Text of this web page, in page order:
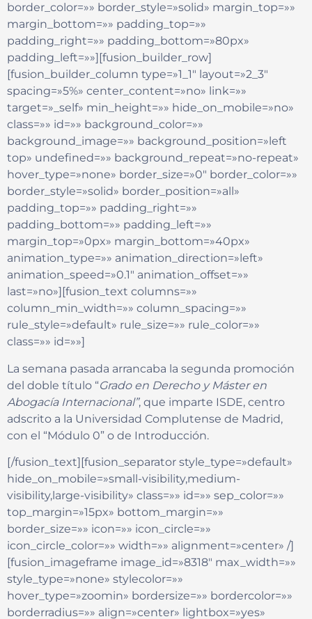
border_color=»» border_style=»solid» margin_top=»»
margin_bottom=»» padding_top=»»
padding_right=»» padding_bottom=»80px»
padding_left=»»][fusion_builder_row]
[fusion_builder_column type=»1_1″ layout=»2_3″
spacing=»5%» center_content=»no» link=»»
target=»_self» min_height=»» hide_on_mobile=»no»
class=»» id=»» background_color=»»
background_image=»» background_position=»left
top» undefined=»» background_repeat=»no-repeat»
hover_type=»none» border_size=»0″ border_color=»»
border_style=»solid» border_position=»all»
padding_top=»» padding_right=»»
padding_bottom=»» padding_left=»»
margin_top=»0px» margin_bottom=»40px»
animation_type=»» animation_direction=»left»
animation_speed=»0.1″ animation_offset=»»
last=»no»][fusion_text columns=»»
column_min_width=»» column_spacing=»»
rule_style=»default» rule_size=»» rule_color=»»
class=»» id=»»]
La semana pasada arrancaba la segunda promoción
del doble título “Grado en Derecho y Máster en
Abogacía Internacional”, que imparte ISDE, centro
adscrito a la Universidad Complutense de Madrid,
con el “Módulo 0” o de Introducción.
[/fusion_text][fusion_separator style_type=»default»
hide_on_mobile=»small-visibility,medium-
visibility,large-visibility» class=»» id=»» sep_color=»»
top_margin=»15px» bottom_margin=»»
border_size=»» icon=»» icon_circle=»»
icon_circle_color=»» width=»» alignment=»center» /]
[fusion_imageframe image_id=»8318″ max_width=»»
style_type=»none» stylecolor=»»
hover_type=»zoomin» bordersize=»» bordercolor=»»
borderradius=»» align=»center» lightbox=»yes»